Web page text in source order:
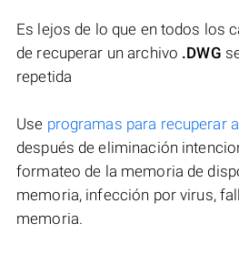
Es lejos de lo que en todos los
de recuperar un archivo .DWG
repetida
Use programas para recuperar
después de eliminación
formateo de la memoria de
memoria, infección por virus,
memoria.